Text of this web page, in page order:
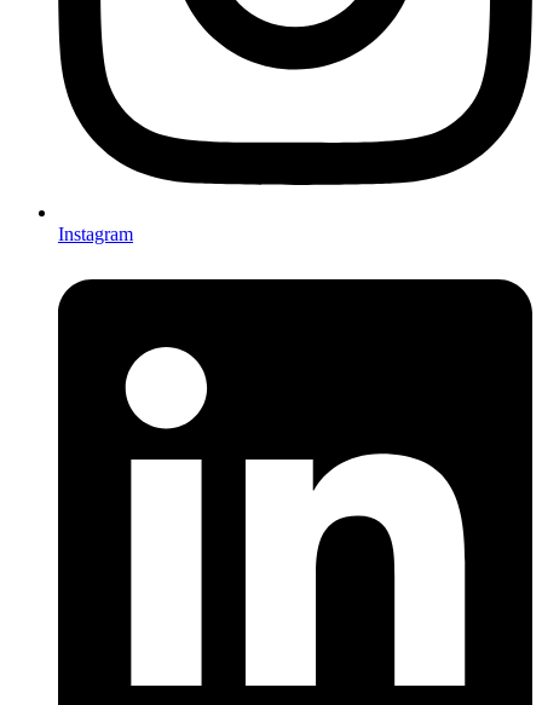
Instagram